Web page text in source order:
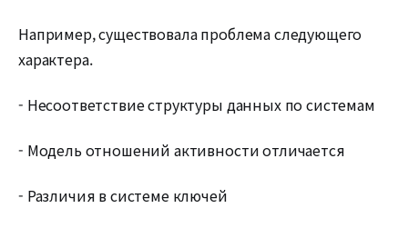
Например, существовала проблема следующего
характера.
- Несоответствие структуры данных по системам
- Модель отношений активности отличается
- Различия в системе ключей